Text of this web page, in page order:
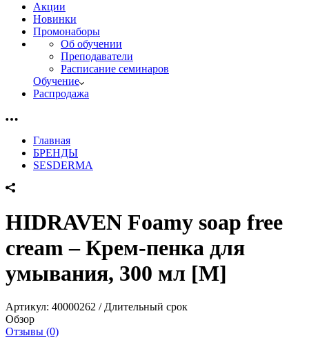
Акции
Новинки
Промонаборы
Об обучении
Преподаватели
Расписание семинаров
Обучение
Распродажа
Главная
БРЕНДЫ
SESDERMA
HIDRAVEN Foamy soap free
cream – Крем-пенка для
умывания, 300 мл [M]
Артикул: 40000262 / Длительный срок
Обзор
Отзывы (0)